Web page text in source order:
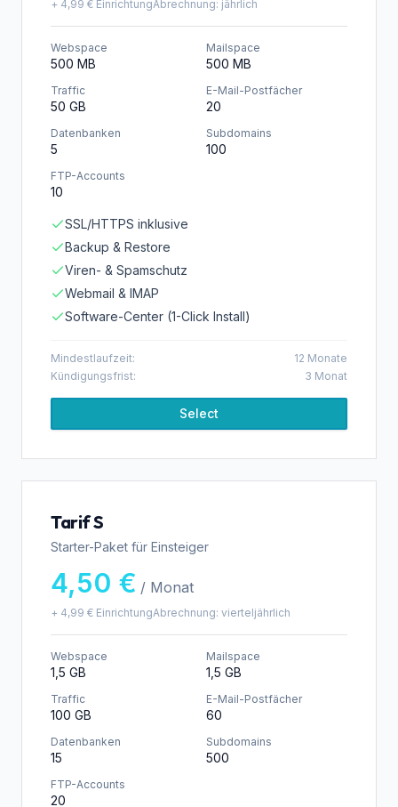
+ 4,99 € EinrichtungAbrechnung: jährlich
Webspace
500 MB
Mailspace
500 MB
Traffic
50 GB
E-Mail-Postfächer
20
Datenbanken
5
Subdomains
100
FTP-Accounts
10
SSL/HTTPS inklusive
Backup & Restore
Viren- & Spamschutz
Webmail & IMAP
Software-Center (1-Click Install)
Mindestlaufzeit: 12 Monate
Kündigungsfrist:
3 Monat
Select
Tarif S
Starter-Paket für Einsteiger
4,50 € / Monat
+ 4,99 € EinrichtungAbrechnung: vierteljährlich
Webspace
1,5 GB
Mailspace
1,5 GB
Traffic
100 GB
E-Mail-Postfächer
60
Datenbanken
15
Subdomains
500
FTP-Accounts
20